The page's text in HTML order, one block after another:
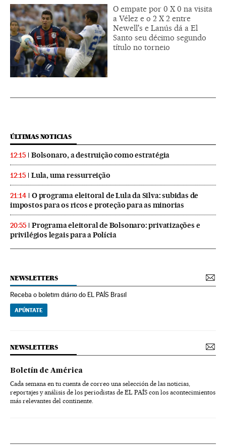
O empate por 0 X 0 na visita
a Vélez e o 2 X 2 entre
Newell's e Lanús dá a El
Santo seu décimo segundo
título no torneio
ÚLTIMAS NOTICIAS
12:15 Bolsonaro, a destruição como estratégia
12:15 Lula, uma ressurreição
21:14
O programa eleitoral de Lula da Silva: subidas de
impostos para os ricos e proteção para as minorias
20:55
Programa eleitoral de Bolsonaro: privatizações e
privilégios legais para a Polícia
NEWSLETTERS
Receba o boletim diário do EL PAÍS Brasil
APÚNTATE
NEWSLETTERS
Boletín de América
Cada semana en tu cuenta de correo una selección de las noticias,
reportajes y análisis de los periodistas de EL PAÍS con los acontecimientos
más relevantes del continente.